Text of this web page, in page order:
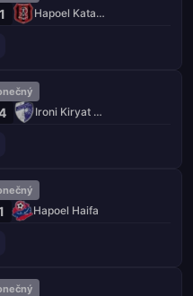
Hapoel Katamon
Ironi Kiryat Šmona
Hapoel Haifa